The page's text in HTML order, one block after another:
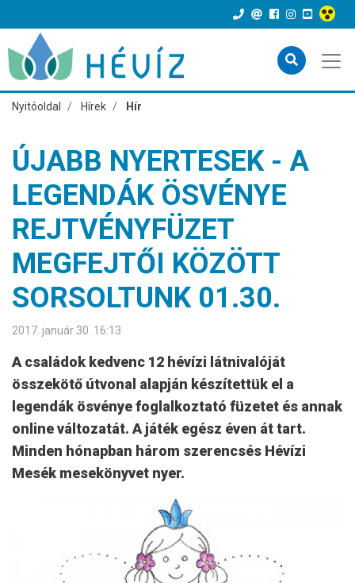
Nyitóoldal Hírek Hír
ÚJABB NYERTESEK - A
LEGENDÁK ÖSVÉNYE
REJTVÉNYFÜZET
MEGFEJTŐI KÖZÖTT
SORSOLTUNK 01.30.
2017. január 30. 16:13
A családok kedvenc 12 hévízi látnivalóját
összekötő útvonal alapján készítettük el a
legendák ösvénye foglalkoztató füzetet és annak
online változatát. A játék egész éven át tart.
Minden hónapban három szerencsés Hévízi
Mesék mesekönyvet nyer.